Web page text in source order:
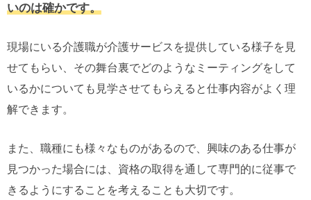
いのは確かです。
現場にいる介護職が介護サービスを提供している様子を見
せてもらい、その舞台裏でどのようなミーティングをして
いるかについても見学させてもらえると仕事内容がよく理
解できます。
また、職種にも様々なものがあるので、興味のある仕事が
見つかった場合には、資格の取得を通して専門的に従事で
きるようにすることを考えることも大切です。